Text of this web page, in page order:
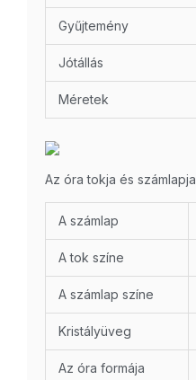
Gyűjtemény
Jótállás
Méretek
Az óra tokja és számlapja
A számlap
A tok színe
A számlap színe
Kristályüveg
Az óra formája